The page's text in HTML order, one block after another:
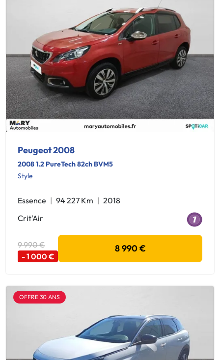
Peugeot 2008
2008 1.2 PureTech 82ch BVM5
Style
Essence 94 227 Km
2018
Crit'Air
9 990 €
- 1 000 €
8 990 €
OFFRE 30 ANS